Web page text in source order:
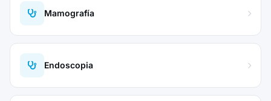
Mamografía
Endoscopia